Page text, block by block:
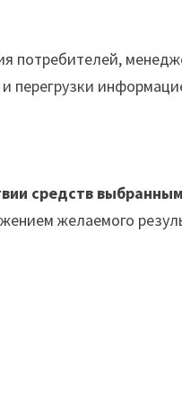
потребителей,
перегрузки
средств
желаемого